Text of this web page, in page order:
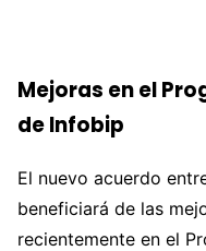
Mejoras en el
de Infobip
El nuevo acuerdo
beneficiará de las
recientemente en el